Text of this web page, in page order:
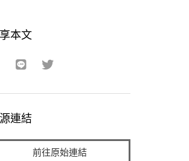
本文
連結
前往原始連結